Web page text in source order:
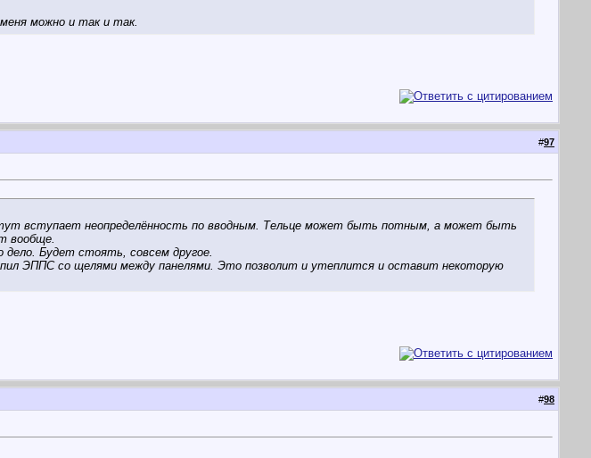
можно и так и так.
#97
вступает неопределённость по вводным. Тельце может быть потным, а может быть
вообще.
Будет стоять, совсем другое.
ЭППС со щелями между панелями. Это позволит и утеплится и оставит некоторую
#98